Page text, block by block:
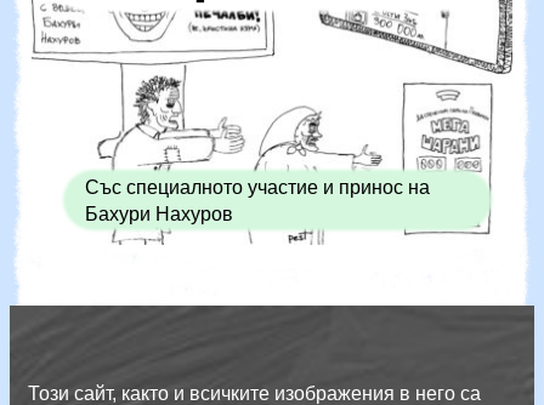
Със специалното участие и принос на
Бахури Нахуров
Този сайт, както и всичките изображения в него са